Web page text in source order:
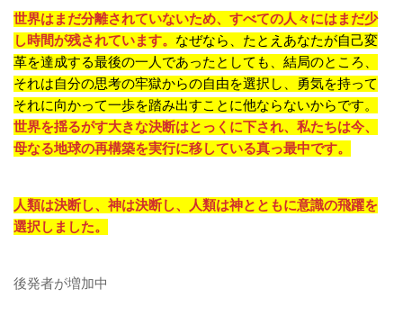
世界はまだ分離されていないため、すべての人々にはまだ少
し時間が残されています。 なぜなら、たとえあなたが自己変
革を達成する最後の一人であったとしても、結局のところ、
それは自分の思考の牢獄からの自由を選択し、勇気を持って
それに向かって一歩を踏み出すことに他ならないからです。
世界を揺るがす大きな決断はとっくに下され、私たちは今、
母なる地球の再構築を実行に移している真っ最中です。
人類は決断し、神は決断し、人類は神とともに意識の飛躍を
選択しました。
後発者が増加中